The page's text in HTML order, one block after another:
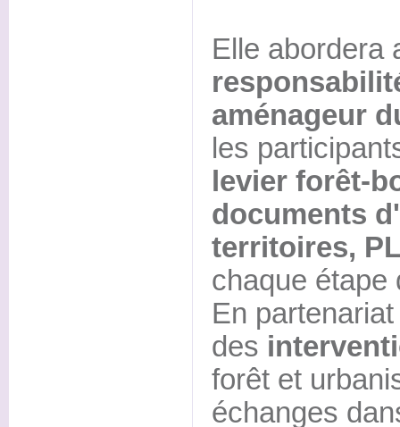
Elle abordera
aménageur
les
levier forêt-
documents
territoires,
chaque étape
En
des
forêt et
échanges